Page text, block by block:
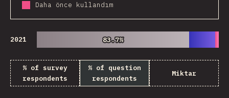
Daha önce kullandım
2021 83.7%
83.7%
% of survey
respondents
% of question
respondents
Miktar